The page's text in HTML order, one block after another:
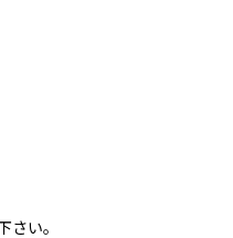
さい。